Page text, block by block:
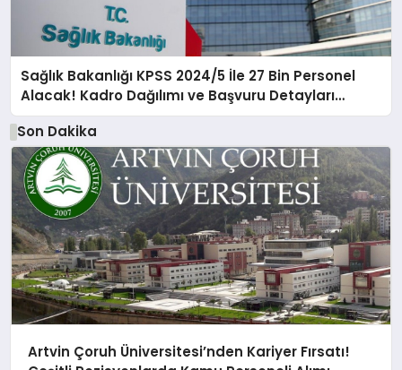
Sağlık Bakanlığı KPSS 2024/5 İle 27 Bin Personel
Alacak! Kadro Dağılımı ve Başvuru Detayları
Açıklandı
Son Dakika
Artvin Çoruh Üniversitesi’nden Kariyer Fırsatı!